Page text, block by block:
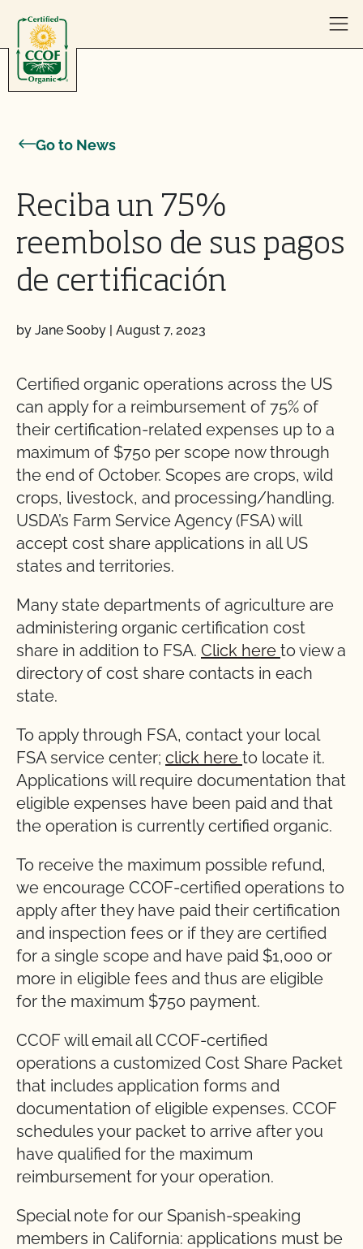
Go to News
Reciba un 75%
reembolso de sus pagos
de certificación
by Jane Sooby | August 7, 2023
Certified organic operations across the US
can apply for a reimbursement of 75% of
their certification-related expenses up to a
maximum of $750 per scope now through
the end of October. Scopes are crops, wild
crops, livestock, and processing/handling.
USDA’s Farm Service Agency (FSA) will
accept cost share applications in all US
states and territories.
Many state departments of agriculture are
administering organic certification cost
share in addition to FSA. Click here to view a
directory of cost share contacts in each
state.
To apply through FSA, contact your local
FSA service center; click here to locate it.
Applications will require documentation that
eligible expenses have been paid and that
the operation is currently certified organic.
To receive the maximum possible refund,
we encourage CCOF-certified operations to
apply after they have paid their certification
and inspection fees or if they are certified
for a single scope and have paid $1,000 or
more in eligible fees and thus are eligible
for the maximum $750 payment.
CCOF will email all CCOF-certified
operations a customized Cost Share Packet
that includes application forms and
documentation of eligible expenses. CCOF
schedules your packet to arrive after you
have qualified for the maximum
reimbursement for your operation.
Special note for our Spanish-speaking
members in California: applications must be